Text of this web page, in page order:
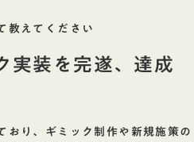
教えてください
実装を完遂、達成
おり、ギミック制作や新規施策の